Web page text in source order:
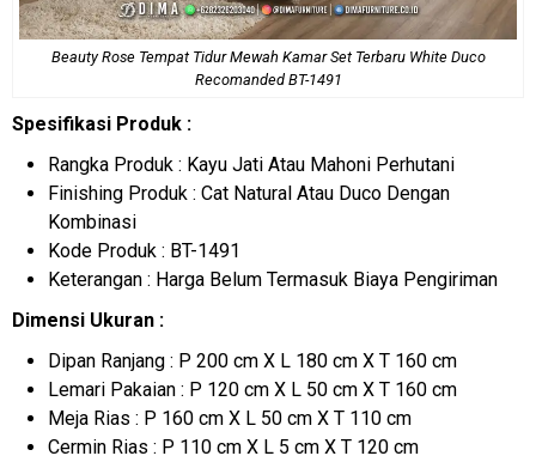
Beauty Rose Tempat Tidur Mewah Kamar Set Terbaru White Duco
Recomanded BT-1491
Spesifikasi Produk :
Rangka Produk : Kayu Jati Atau Mahoni Perhutani
Finishing Produk : Cat Natural Atau Duco Dengan
Kombinasi
Kode Produk : BT-1491
Keterangan : Harga Belum Termasuk Biaya Pengiriman
Dimensi Ukuran :
Dipan Ranjang : P 200 cm X L 180 cm X T 160 cm
Lemari Pakaian : P 120 cm X L 50 cm X T 160 cm
Meja Rias : P 160 cm X L 50 cm X T 110 cm
Cermin Rias : P 110 cm X L 5 cm X T 120 cm